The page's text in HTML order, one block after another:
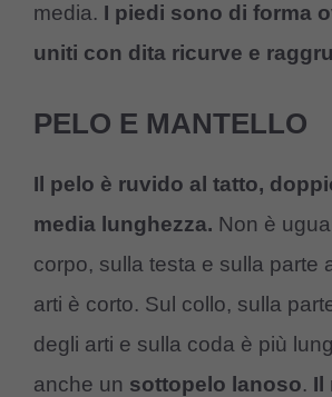
media. I piedi sono di forma
uniti con dita ricurve e
PELO E MANTELLO
Il pelo è ruvido al tatto,
media lunghezza. Non è
corpo, sulla testa e sulla parte
arti è corto. Sul collo, sulla
degli arti e sulla coda è più
anche un sottopelo lanoso. Il